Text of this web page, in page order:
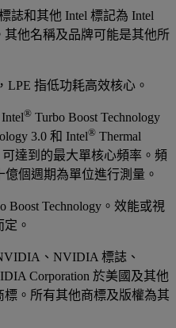
誌和其他 Intel 標記為 Intel
其他名稱及品牌可能是其他所
LPE 指低功耗高效核心。
® Turbo Boost Technology
3.0 和 Intel® Thermal
達到的最大單核心頻率。頻
個週期為單位進行測量。
Boost Technology。效能或視
。
、NVIDIA 標誌、
Corporation 於美國及其他
。所有其他商標及版權為其